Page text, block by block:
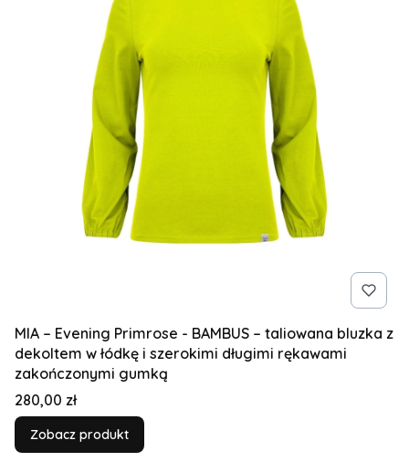
MIA – Evening Primrose - BAMBUS – taliowana bluzka z
dekoltem w łódkę i szerokimi długimi rękawami
zakończonymi gumką
Cena
280,00 zł
Zobacz produkt